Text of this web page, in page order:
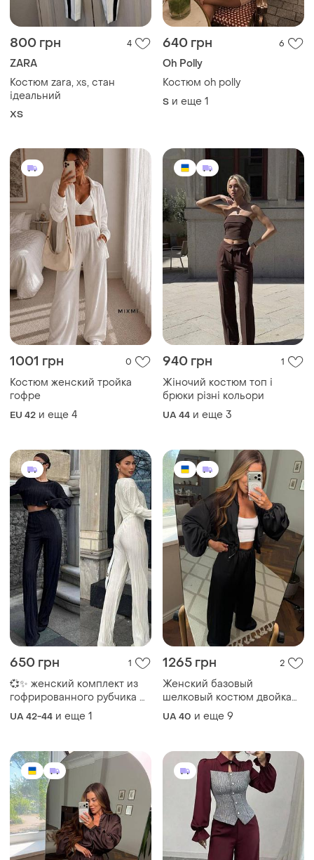
800 грн 4
ZARA
Костюм zara, xs, стан
ідеальний
ХS
640 грн 6
Oh Polly
Костюм oh polly
S и еще 1
1001 грн 0
Костюм женский тройка
гофре
EU 42 и еще 4
940 грн 1
Жіночий костюм топ і
брюки різні кольори
UA 44 и еще 3
650 грн 1
💞✨ женский комплект из
гофрированного рубчика ✨
💞sмод. 682
UA 42-44 и еще 1
1265 грн 2
Женский базовый
шелковый костюм двойка
на каждый день,костюм
шелк
UA 40 и еще 9